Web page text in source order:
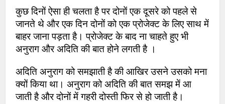
कुछ दिनों ऐसा ही चलता है पर दोनों एक दूसरे को पहले से
जानते थे और एक दिन दोनों को एक प्रोजेक्ट के लिए साथ में
बाहर जाना पड़ता है। प्रोजेक्ट के बाद ना चाहते हुए भी
अनुराग और अदिति की बात होने लगती है ।
अदिति अनुराग को समझाती है की आखिर उसने उसको मना
क्यों किया था। अनुराग को अदिति की बात समझ में आ
जाती है और दोनों में गहरी दोस्ती फिर से हो जाती है।